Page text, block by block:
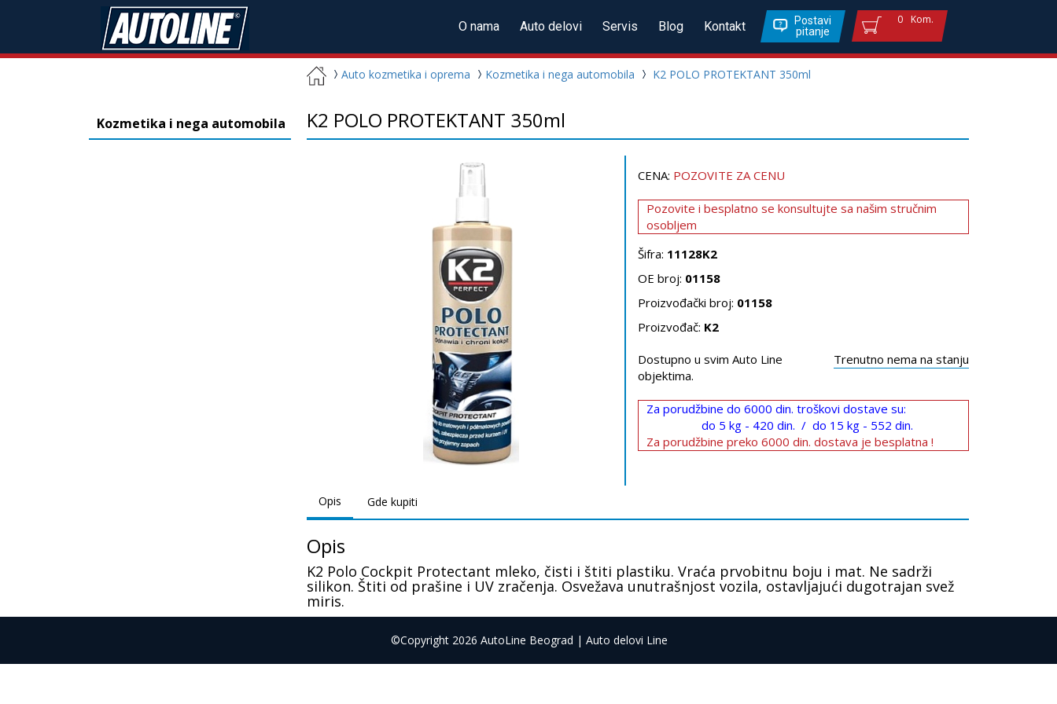
O nama Auto delovi Servis Blog Kontakt
Postavi
pitanje
0 Kom.
Kozmetika i nega automobila
Auto kozmetika i oprema Kozmetika i nega automobila K2 POLO PROTEKTANT 350ml
K2 POLO PROTEKTANT 350ml
CENA: POZOVITE ZA CENU
Pozovite i besplatno se konsultujte sa našim stručnim
osobljem
Šifra: 11128K2
OE broj: 01158
Proizvođački broj: 01158
Proizvođač: K2
Dostupno u svim Auto Line
objektima.
Trenutno nema na stanju
Za porudžbine do 6000 din. troškovi dostave su:
do 5 kg - 420 din. / do 15 kg - 552 din.
Za porudžbine preko 6000 din. dostava je besplatna !
Opis Gde kupiti
Opis
K2 Polo Cockpit Protectant mleko, čisti i štiti plastiku. Vraća prvobitnu boju i mat. Ne sadrži
silikon. Štiti od prašine i UV zračenja. Osvežava unutrašnjost vozila, ostavljajući dugotrajan svež
miris.
©Copyright 2026 AutoLine Beograd | Auto delovi Line